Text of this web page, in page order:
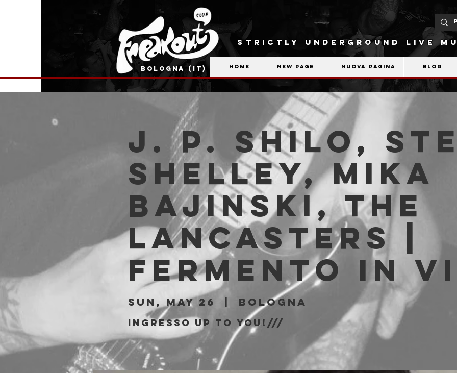
BOLOGNA (IT)
STRICTLY UNDERGROUND LIVE
Home New Page Nuova pagina Blog
J. P. Shilo,
Shelley, Mika
Bajinski, The
Lancasters |
Fermento in
Sun, May 26 Bologna
Ingresso Up to You!///